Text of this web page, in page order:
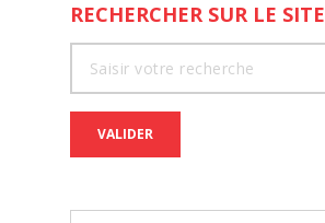
RECHERCHER SUR LE SITE
VALIDER